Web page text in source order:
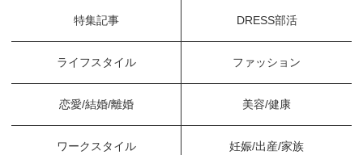
特集記事 DRESS部活
ライフスタイル ファッション
恋愛/結婚/離婚 美容/健康
ワークスタイル 妊娠/出産/家族